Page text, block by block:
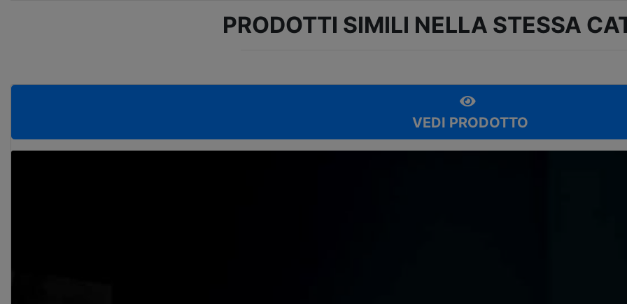
PRODOTTI SIMILI NELLA STESSA
VEDI PRODOTTO